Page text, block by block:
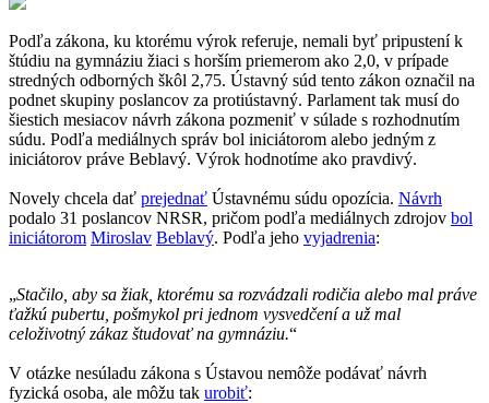
Podľa zákona, ku ktorému výrok referuje, nemali byť pripustení k
štúdiu na gymnáziu žiaci s horším priemerom ako 2,0, v prípade
stredných odborných škôl 2,75. Ústavný súd tento zákon označil na
podnet skupiny poslancov za protiústavný. Parlament tak musí do
šiestich mesiacov návrh zákona pozmeniť v súlade s rozhodnutím
súdu. Podľa mediálnych správ bol iniciátorom alebo jedným z
iniciátorov práve Beblavý. Výrok hodnotíme ako pravdivý.
Novely chcela dať prejednať Ústavnému súdu opozícia. Návrh
podalo 31 poslancov NRSR, pričom podľa mediálnych zdrojov bol
iniciátorom Miroslav Beblavý. Podľa jeho vyjadrenia:
„Stačilo, aby sa žiak, ktorému sa rozvádzali rodičia alebo mal práve
ťažkú pubertu, pošmykol pri jednom vysvedčení a už mal
celoživotný zákaz študovať na gymnáziu.“
V otázke nesúladu zákona s Ústavou nemôže podávať návrh
fyzická osoba, ale môžu tak urobiť: